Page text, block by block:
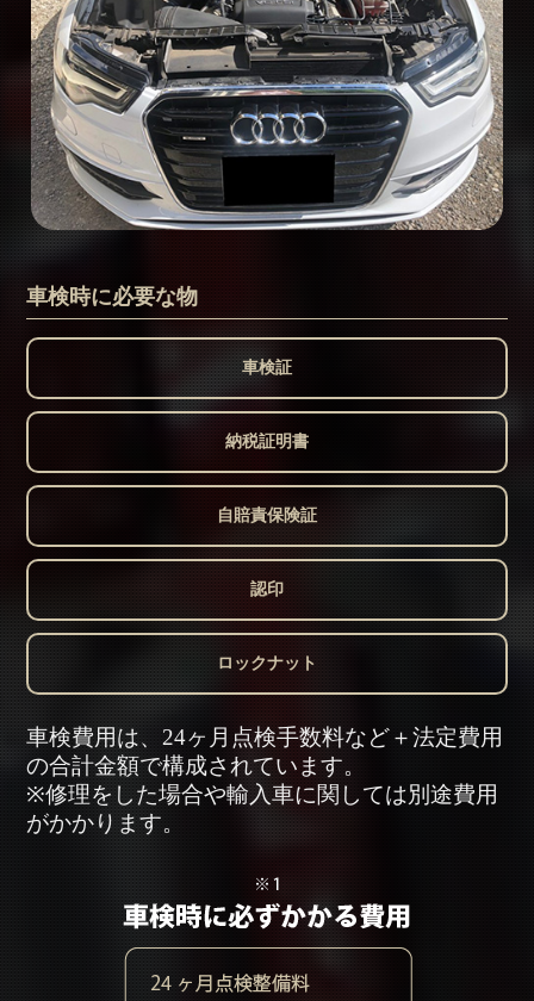
車検時に必要な物
車検証
納税証明書
自賠責保険証
認印
ロックナット
車検費用は、24ヶ月点検手数料など＋法定費用
の合計金額で構成されています。
※修理をした場合や輸入車に関しては別途費用
がかかります。